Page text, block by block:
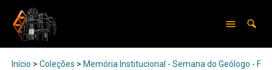
Início > Coleções > Memória Institucional - Semana do Geólogo -